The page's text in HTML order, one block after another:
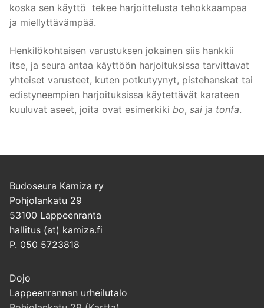
koska sen käyttö tekee harjoittelusta tehokkaampaa
ja miellyttävämpää.
Henkilökohtaisen varustuksen jokainen siis hankkii
itse, ja seura antaa käyttöön harjoituksissa tarvittavat
yhteiset varusteet, kuten potkutyynyt, pistehanskat tai
edistyneempien harjoituksissa käytettävät karateen
kuuluvat aseet, joita ovat esimerkiki bo, sai ja tonfa.
Budoseura Kamiza ry
Pohjolankatu 29
53100 Lappeenranta
hallitus (at) kamiza.fi
P. 050 5723818
Dojo
Lappeenrannan urheilutalo